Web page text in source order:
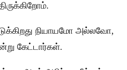
நியாயமோ அல்லவோ,
கேட்டார்கள்.